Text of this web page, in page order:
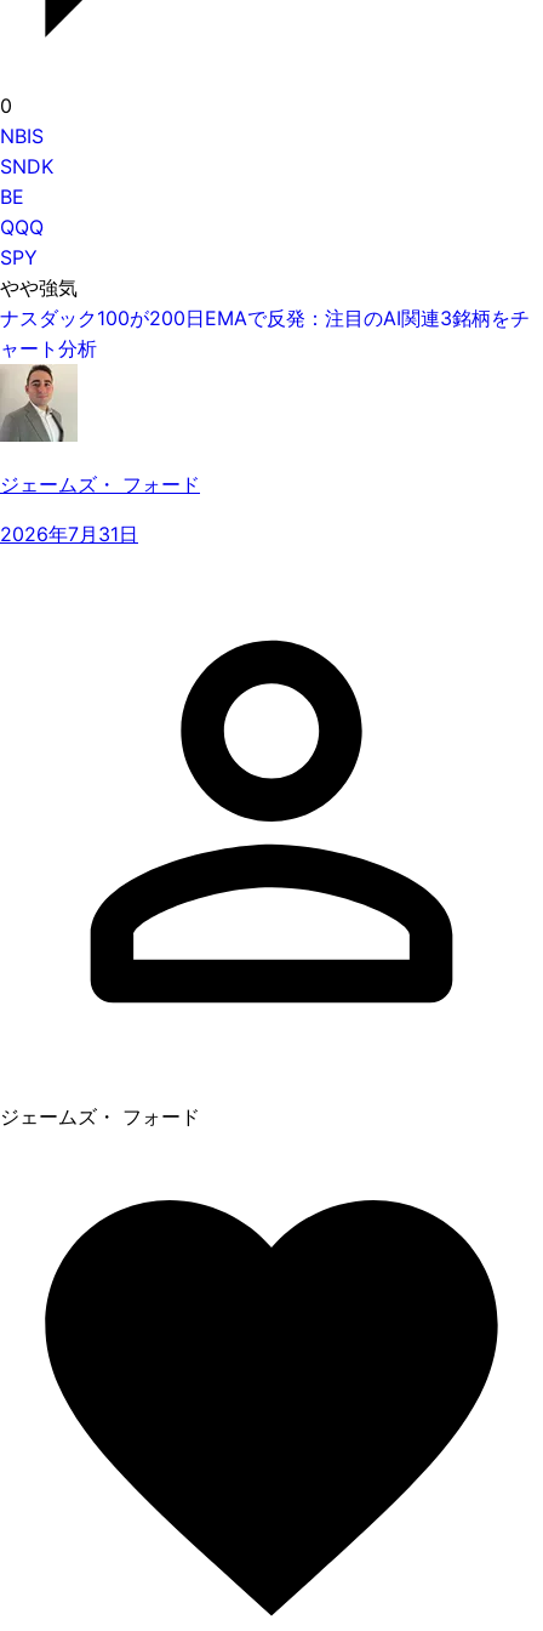
0
NBIS
SNDK
BE
QQQ
SPY
やや強気
ナスダック100が200日EMAで反発：注目のAI関連3銘柄をチ
ャート分析
ジェームズ・ フォード
2026年7月31日
ジェームズ・ フォード